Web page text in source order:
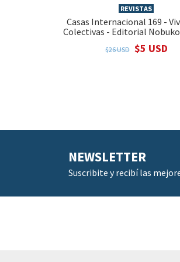
REVISTAS
Casas Internacional 169 -
Colectivas - Editorial
$26 USD $5 USD
NEWSLETTER
Suscribite y recibí las